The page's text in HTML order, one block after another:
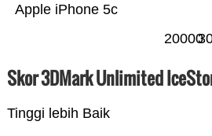
Apple iPhone 5c
20000
Skor 3DMark Unlimited
Tinggi lebih Baik